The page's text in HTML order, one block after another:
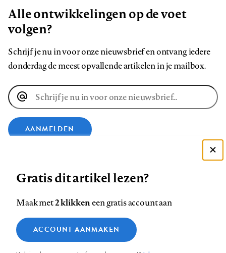
Alle ontwikkelingen op de voet
volgen?
Schrijf je nu in voor onze nieuwsbrief en ontvang iedere
donderdag de meest opvallende artikelen in je mailbox.
E-
mailadres
AANMELDEN
op
Facebook
op
LinkedIn
op
Bluesky
ons
op
InstagramYouTube
Footer
Contact Colofon Disclaimer Privacy
Medische vragen verdienen
betrouwbare antwoorden
Zie onze cookie policy
Analytische cookies
Gratis dit artikel lezen?
Maak met2 klikkeneen gratis account aan
ACCOUNT AANMAKEN